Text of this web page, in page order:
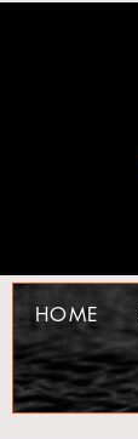
HOME